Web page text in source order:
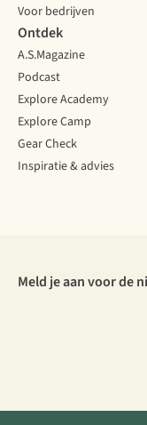
Voor bedrijven
Ontdek
A.S.Magazine
Podcast
Explore Academy
Explore Camp
Gear Check
Inspiratie & advies
Meld je aan voor de